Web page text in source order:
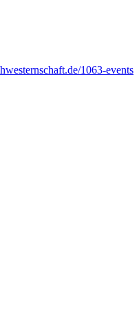
1063-events